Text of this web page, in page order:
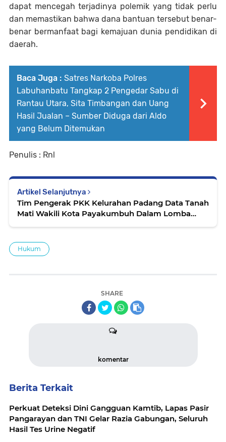
dapat mencegah terjadinya polemik yang tidak perlu
dan memastikan bahwa dana bantuan tersebut benar-
benar bermanfaat bagi kemajuan dunia pendidikan di
daerah.
Baca Juga : Satres Narkoba Polres
Labuhanbatu Tangkap 2 Pengedar Sabu di
Rantau Utara, Sita Timbangan dan Uang
Hasil Jualan – Sumber Diduga dari Aldo
yang Belum Ditemukan
Penulis : Rnl
Artikel Selanjutnya
Tim Pengerak PKK Kelurahan Padang Data Tanah
Mati Wakili Kota Payakumbuh Dalam Lomba
Hukum
SHARE
komentar
Berita Terkait
Perkuat Deteksi Dini Gangguan Kamtib, Lapas Pasir
Pangarayan dan TNI Gelar Razia Gabungan, Seluruh
Hasil Tes Urine Negatif